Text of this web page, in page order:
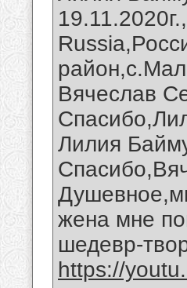
19.11.2020г.,
Вячеслав
Лилия
жена мне
шедевр-
https://